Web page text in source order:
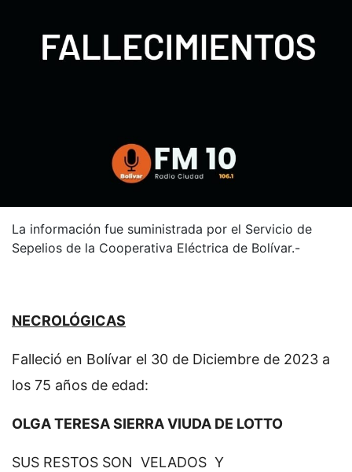
La información fue suministrada por el Servicio de
Sepelios de la Cooperativa Eléctrica de Bolívar.-
NECROLÓGICAS
Falleció en Bolívar el 30 de Diciembre de 2023 a
los 75 años de edad:
OLGA TERESA SIERRA VIUDA DE LOTTO
SUS RESTOS SON VELADOS Y